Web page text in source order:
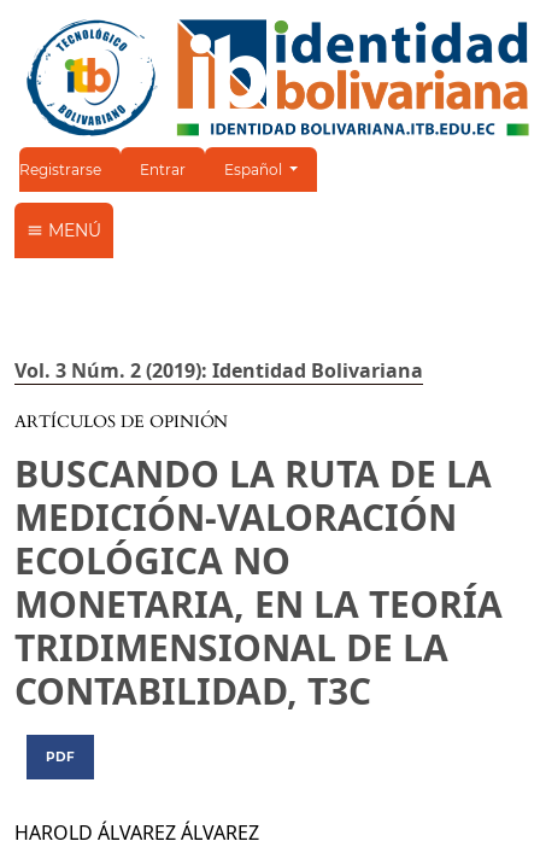
Registrarse Entrar Cambiar el idioma. El idioma actual es:
Español
MENÚ
Vol. 3 Núm. 2 (2019): Identidad Bolivariana
ARTÍCULOS DE OPINIÓN
BUSCANDO LA RUTA DE LA
MEDICIÓN-VALORACIÓN
ECOLÓGICA NO
MONETARIA, EN LA TEORÍA
TRIDIMENSIONAL DE LA
CONTABILIDAD, T3C
PDF
HAROLD ÁLVAREZ ÁLVAREZ